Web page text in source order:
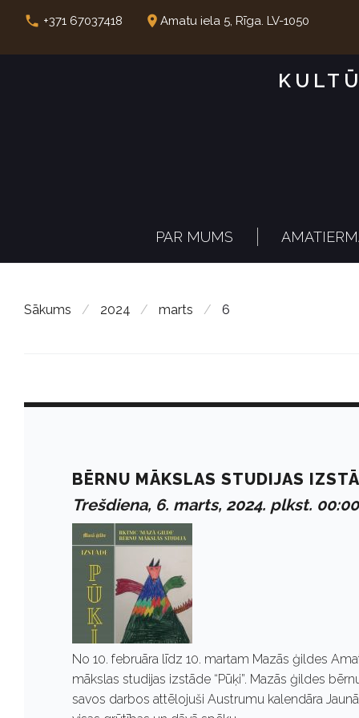
e
call +371 67037418 place Amatu iela 5, Rīga. LV-1050
PAR MUMS
Sākums / 2024 / marts / 6
BĒRNU MĀKSLAS STUDIJAS
Trešdiena, 6. marts, 2024. plkst. 00:00
No 10. februāra līdz 10. martam Mazās ģildes
mākslas studijas izstāde “Pūķi”. Mazās ģildes
savos darbos attēlojuši Austrumu kalendāra